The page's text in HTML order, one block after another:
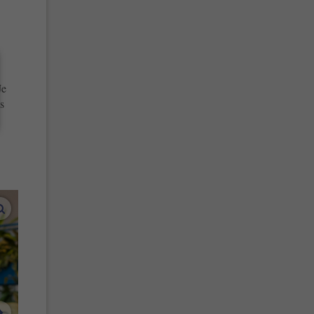
vergroot afbeeldingen